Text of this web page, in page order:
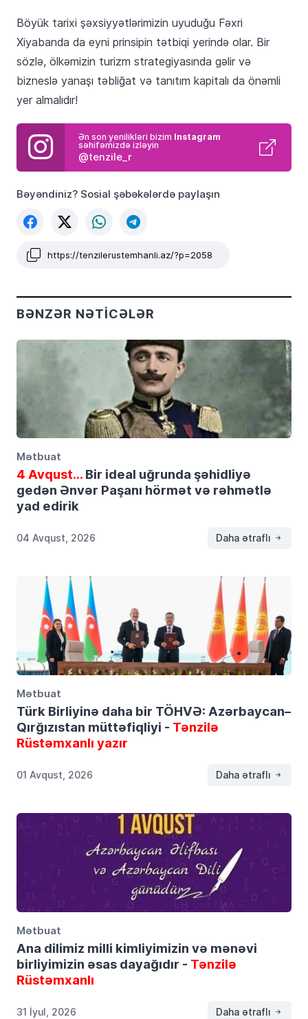
Böyük tarixi şəxsiyyətlərimizin uyuduğu Fəxri
Xiyabanda da eyni prinsipin tətbiqi yerində olar. Bir
sözlə, ölkəmizin turizm strategiyasında gəlir və
bizneslə yanaşı təbliğat və tanıtım kapitalı da önəmli
yer almalıdır!
Ən son yenilikləri bizim Instagram
səhifəmizdə izləyin
@tenzile_r
Bəyəndiniz? Sosial şəbəkələrdə paylaşın
https://tenzilerustemhanli.az/?p=2058
BƏNZƏR NƏTICƏLƏR
Mətbuat
4 Avqust…Bir ideal uğrunda şəhidliyə
gedən Ənvər Paşanı hörmət və rəhmətlə
yad edirik
04 Avqust, 2026 Daha ətraflı
Mətbuat
Türk Birliyinə daha bir TÖHVƏ: Azərbaycan–
Qırğızıstan müttəfiqliyi - Tənzilə
Rüstəmxanlı yazır
01 Avqust, 2026 Daha ətraflı
Mətbuat
Ana dilimiz milli kimliyimizin və mənəvi
birliyimizin əsas dayağıdır - Tənzilə
Rüstəmxanlı
31 İyul, 2026 Daha ətraflı